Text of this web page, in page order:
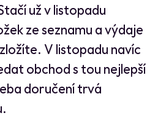
už v listopadu
ze seznamu a výdaje
V listopadu navíc
obchod s tou nejlepší
doručení trvá